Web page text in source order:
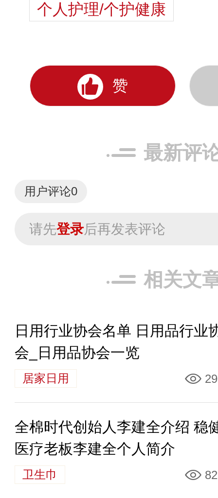
个人护理/个护健康
赞
最新评
用户评论0
请先登录后再发表评论
相关文
日用行业协会名单 日用品行业
会_日用品协会一览
居家日用
全棉时代创始人李建全介绍 稳
医疗老板李建全个人简介
卫生巾